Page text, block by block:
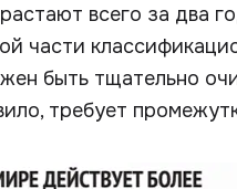
всего за два
части
быть тщательно
требует